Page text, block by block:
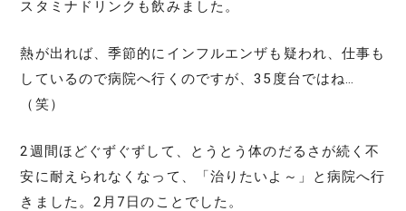
スタミナドリンクも飲みました。
熱が出れば、季節的にインフルエンザも疑われ、仕事も
しているので病院へ行くのですが、35度台ではね…
（笑）
2週間ほどぐずぐずして、とうとう体のだるさが続く不
安に耐えられなくなって、「治りたいよ～」と病院へ行
きました。2月7日のことでした。